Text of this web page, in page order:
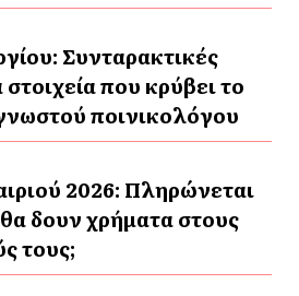
Συνταρακτικές
στοιχεία που κρύβει το
ποινικολόγου
2026: Πληρώνεται
δουν χρήματα στους
τους;